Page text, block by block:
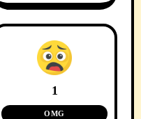
1
OMG